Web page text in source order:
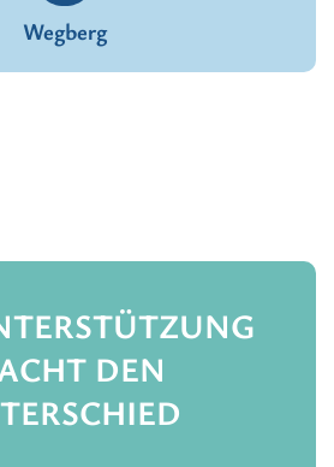
Wegberg
DEN